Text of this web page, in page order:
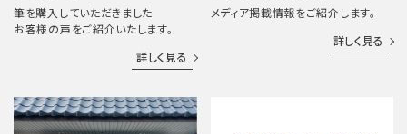
筆を購入していただきました
お客様の声をご紹介いたします。
詳しく見る
メディア掲載情報をご紹介します。
詳しく見る